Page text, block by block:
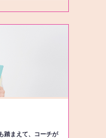
踏まえて、コーチが